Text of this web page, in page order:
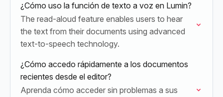
editores de los documentos.
¿Cómo uso la función de texto a voz en Lumin?
The read-aloud feature enables users to hear
the text from their documents using advanced
text-to-speech technology.
¿Cómo accedo rápidamente a los documentos
recientes desde el editor?
Aprenda cómo acceder sin problemas a sus